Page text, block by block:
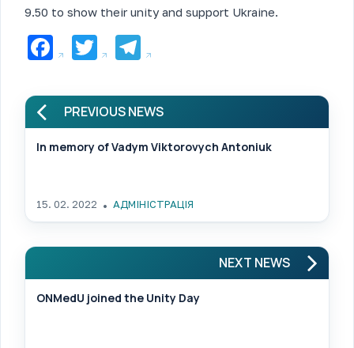
9.50 to show their unity and support Ukraine.
Facebook
TwitterTelegram
PREVIOUS NEWS
In memory of Vadym Viktorovych Antoniuk
15. 02. 2022 АДМІНІСТРАЦІЯ
NEXT NEWS
ONMedU joined the Unity Day